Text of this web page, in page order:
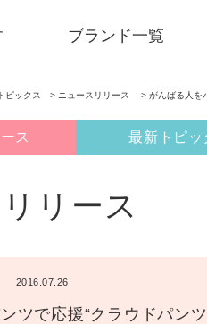
ブランド一覧
ピックス > ニュースリリース > がんばる人を
ス 最新トピッ
リース
2016.07.26
ツで応援“クラウドパン